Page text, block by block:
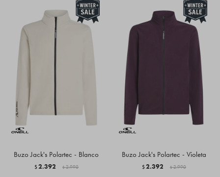
Buzo Jack's Polartec - Blanco
$2.392 $ 2.990
Buzo Jack's Polartec - Violeta
$2.392 $ 2.990